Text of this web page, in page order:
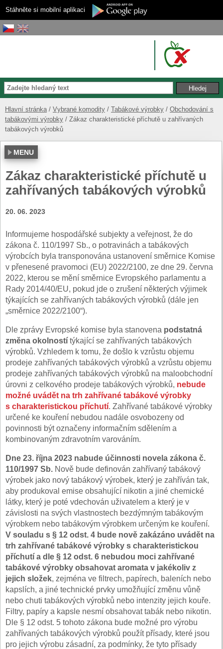
Stáhněte si mobilní aplikaci
Hlavní stránka Vybrané komodity Tabákové výrobky
Obchodování s
tabákovými výrobky
Zákaz charakteristické příchutě u zahřívaných
tabákových výrobků
MENU
Zákaz charakteristické příchutě u
zahřívaných tabákových výrobků
20. 06. 2023
Informujeme hospodářské subjekty a veřejnost, že do
zákona č. 110/1997 Sb., o potravinách a tabákových
výrobcích byla transponována ustanovení směrnice Komise
v přenesené pravomoci (EU) 2022/2100, ze dne 29. června
2022, kterou se mění směrnice Evropského parlamentu a
Rady 2014/40/EU, pokud jde o zrušení některých výjimek
týkajících se zahřívaných tabákových výrobků (dále jen
„směrnice 2022/2100“).
Dle zprávy Evropské komise byla stanovena podstatná
změna okolností týkající se zahřívaných tabákových
výrobků. Vzhledem k tomu, že došlo k vzrůstu objemu
prodeje zahřívaných tabákových výrobků a vzrůstu objemu
prodeje zahřívaných tabákových výrobků na maloobchodní
úrovni z celkového prodeje tabákových výrobků, nebude
možné uvádět na trh zahřívané tabákové výrobky
s charakteristickou příchutí. Zahřívané tabákové výrobky
určené ke kouření nebudou nadále osvobozeny od
povinnosti být označeny informačním sdělením a
kombinovaným zdravotním varováním.
Dne 23. října 2023 nabude účinnosti novela zákona č.
110/1997 Sb. Nově bude definován zahřívaný tabákový
výrobek jako nový tabákový výrobek, který je zahříván tak,
aby produkoval emise obsahující nikotin a jiné chemické
látky, který je poté vdechován uživatelem a který je v
závislosti na svých vlastnostech bezdýmným tabákovým
výrobkem nebo tabákovým výrobkem určeným ke kouření.
V souladu s § 12 odst. 4 bude nově zakázáno uvádět na
trh zahřívané tabákové výrobky s charakteristickou
příchutí a dle § 12 odst. 6 nebudou moci zahřívané
tabákové výrobky obsahovat aromata v jakékoliv z
jejich složek, zejména ve filtrech, papírech, baleních nebo
kapslích, a jiné technické prvky umožňující změnu vůně
nebo chuti tabákových výrobků nebo intenzity jejich kouře.
Filtry, papíry a kapsle nesmí obsahovat tabák nebo nikotin.
Dle § 12 odst. 5 tohoto zákona bude možné pro výrobu
zahřívaných tabákových výrobků použít přísady, které jsou
pro jejich výrobu zásadní, za podmínky, že tyto přísady